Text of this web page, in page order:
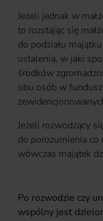
Jeżeli jednak w
to rozstając się
do podziału
ustalenia, w jaki
środków
obu osób w
Jeżeli rozwodzący
do porozumienia
wówczas majątek
Po rozwodzie czy
wspólny jest